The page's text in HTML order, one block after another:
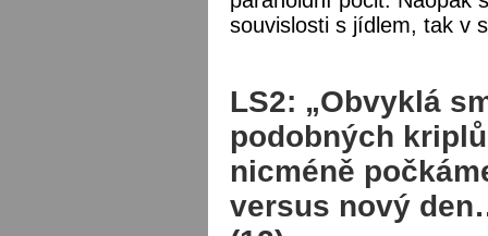
souvislosti s jídlem, tak v
LS2: „Obvyklá
podobných
nicméně
versus nový